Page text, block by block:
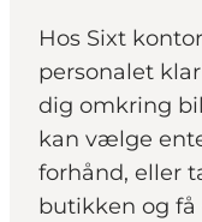
Planlegg
Hos Sixt
personalet
dig omkring
kan vælge
forhånd, eller
butikken og